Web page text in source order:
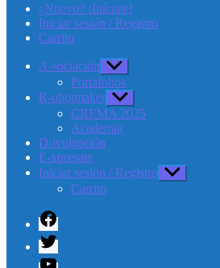
¿Nuevo? ¡Iníciate!
Iniciar sesión / Registro
Carrito
A-sociación Mostrar
el
submenú
Portafolios
R-obotmaker Mostrar
el
submenú
CREMA 2025
Academia
D-ivulgación
E-xpresate
Iniciar sesión / Registro Mostrar
el
Carrito
Facebook
Twitter
Youtube